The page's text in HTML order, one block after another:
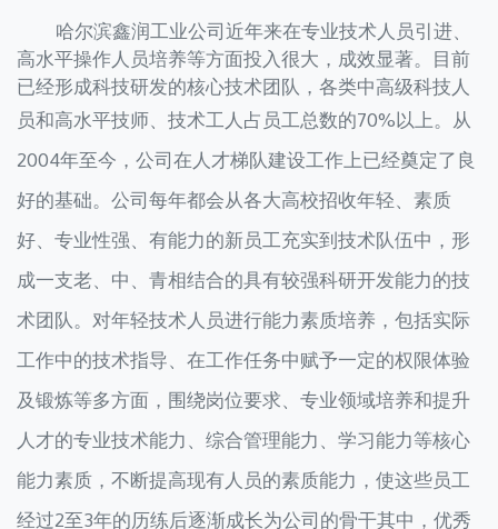
哈尔滨鑫润工业公司近年来在专业技术人员引进、
高水平操作人员培养等方面投入很大，成效显著。目前
已经形成科技研发的核心技术团队，各类中高级科技人
员和高水平技师、技术工人占员工总数的70%以上。 从
2004年至今，公司在人才梯队建设工作上已经奠定了良
好的基础。公司每年都会从各大高校招收年轻、素质
好、专业性强、有能力的新员工充实到技术队伍中，形
成一支老、中、青相结合的具有较强科研开发能力的技
术团队。对年轻技术人员进行能力素质培养，包括实际
工作中的技术指导、在工作任务中赋予一定的权限体验
及锻炼等多方面，围绕岗位要求、专业领域培养和提升
人才的专业技术能力、综合管理能力、学习能力等核心
能力素质，不断提高现有人员的素质能力，使这些员工
经过2至3年的历练后逐渐成长为公司的骨干其中，优秀